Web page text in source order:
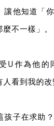
讓他知道「
不一樣」。
U作為他的
人看到我的改
孩子在求助